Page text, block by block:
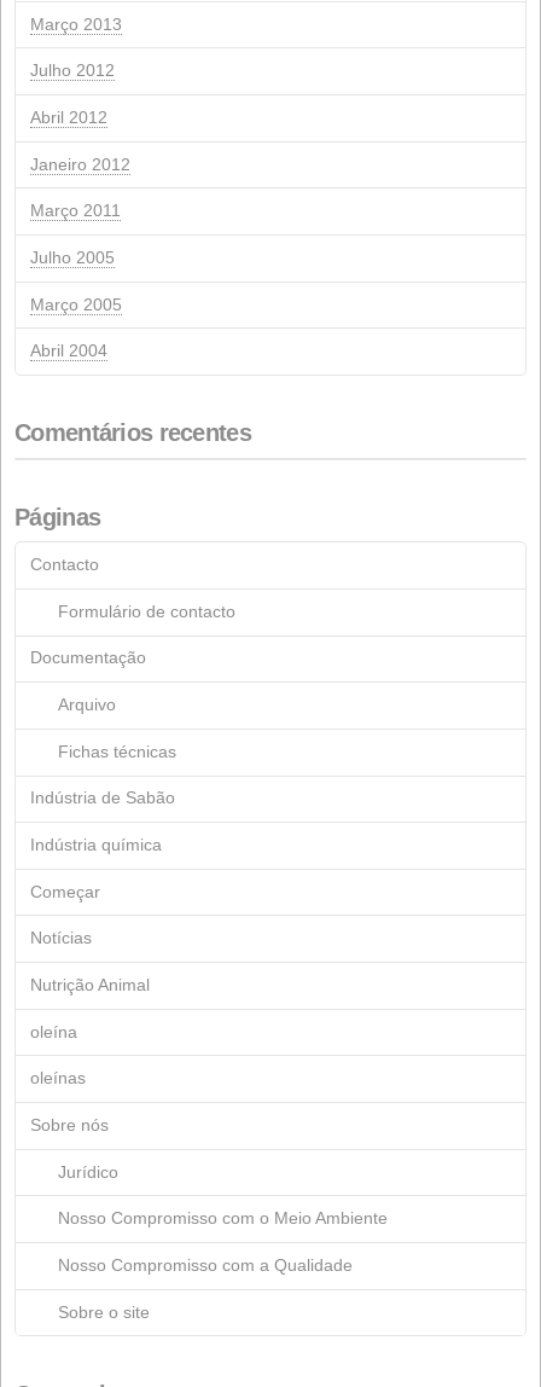
Arquivo
Abril 2026
Março 2026
Fevereiro 2026
Janeiro 2026
Novembro 2025
Setembro 2025
Julho 2025
Junho 2025
Março 2025
Fevereiro 2025
Novembro 2024
Setembro 2024
Julho 2024
Junho 2024
Março 2024
Fevereiro 2024
Janeiro 2024
Março 2023
Julho 2022
Maio 2022
Setembro 2021